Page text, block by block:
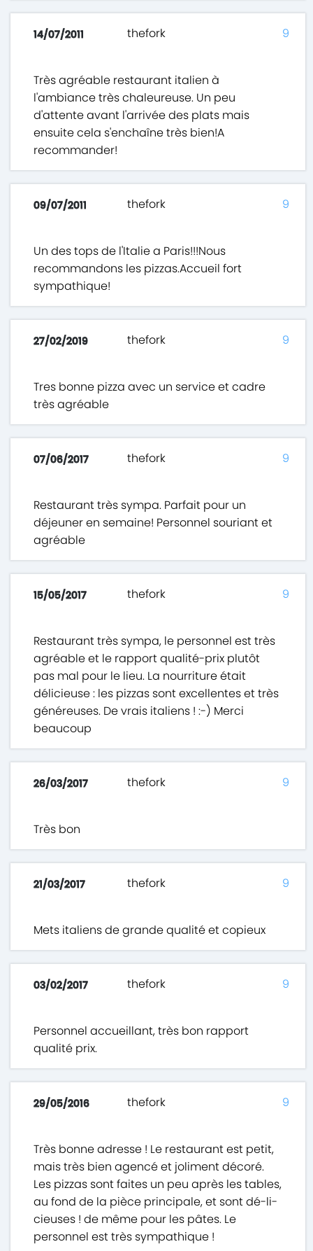
14/07/2011 thefork
Très agréable restaurant italien à
l'ambiance très chaleureuse. Un peu
d'attente avant l'arrivée des plats mais
ensuite cela s'enchaîne très bien!A
recommander!
9
09/07/2011 thefork
Un des tops de l'Italie a Paris!!!Nous
recommandons les pizzas.Accueil fort
sympathique!
9
27/02/2019 thefork
Tres bonne pizza avec un service et cadre
très agréable
9
07/06/2017 thefork
Restaurant très sympa. Parfait pour un
déjeuner en semaine! Personnel souriant et
agréable
9
15/05/2017 thefork
Restaurant très sympa, le personnel est très
agréable et le rapport qualité-prix plutôt
pas mal pour le lieu. La nourriture était
délicieuse : les pizzas sont excellentes et très
généreuses. De vrais italiens ! :-) Merci
beaucoup
9
26/03/2017 thefork
Très bon
9
21/03/2017 thefork
Mets italiens de grande qualité et copieux
9
03/02/2017 thefork
Personnel accueillant, très bon rapport
qualité prix.
9
29/05/2016 thefork
Très bonne adresse ! Le restaurant est petit,
mais très bien agencé et joliment décoré.
Les pizzas sont faites un peu après les tables,
au fond de la pièce principale, et sont dé-li-
cieuses ! de même pour les pâtes. Le
personnel est très sympathique !
9